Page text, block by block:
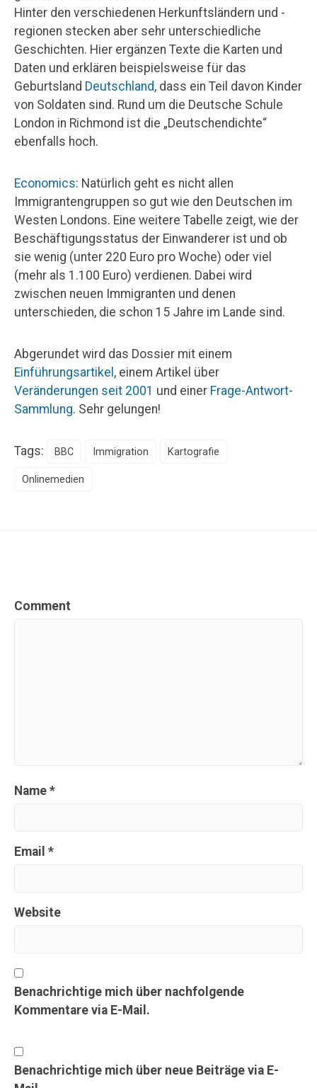
Hinter den verschiedenen Herkunftsländern und -
regionen stecken aber sehr unterschiedliche
Geschichten. Hier ergänzen Texte die Karten und
Daten und erklären beispielsweise für das
Geburtsland Deutschland, dass ein Teil davon Kinder
von Soldaten sind. Rund um die Deutsche Schule
London in Richmond ist die „Deutschendichte“
ebenfalls hoch.
Economics: Natürlich geht es nicht allen
Immigrantengruppen so gut wie den Deutschen im
Westen Londons. Eine weitere Tabelle zeigt, wie der
Beschäftigungsstatus der Einwanderer ist und ob
sie wenig (unter 220 Euro pro Woche) oder viel
(mehr als 1.100 Euro) verdienen. Dabei wird
zwischen neuen Immigranten und denen
unterschieden, die schon 15 Jahre im Lande sind.
Abgerundet wird das Dossier mit einem
Einführungsartikel , einem Artikel über
Veränderungen seit 2001 und einer Frage-Antwort-
Sammlung. Sehr gelungen!
Tags: BBC Immigration Kartografie
Onlinemedien
Comment
Name *
Email *
Website
Benachrichtige mich über nachfolgende
Kommentare via E-Mail.
Benachrichtige mich über neue Beiträge via E-